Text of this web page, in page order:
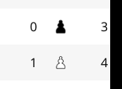
3
0
4
1